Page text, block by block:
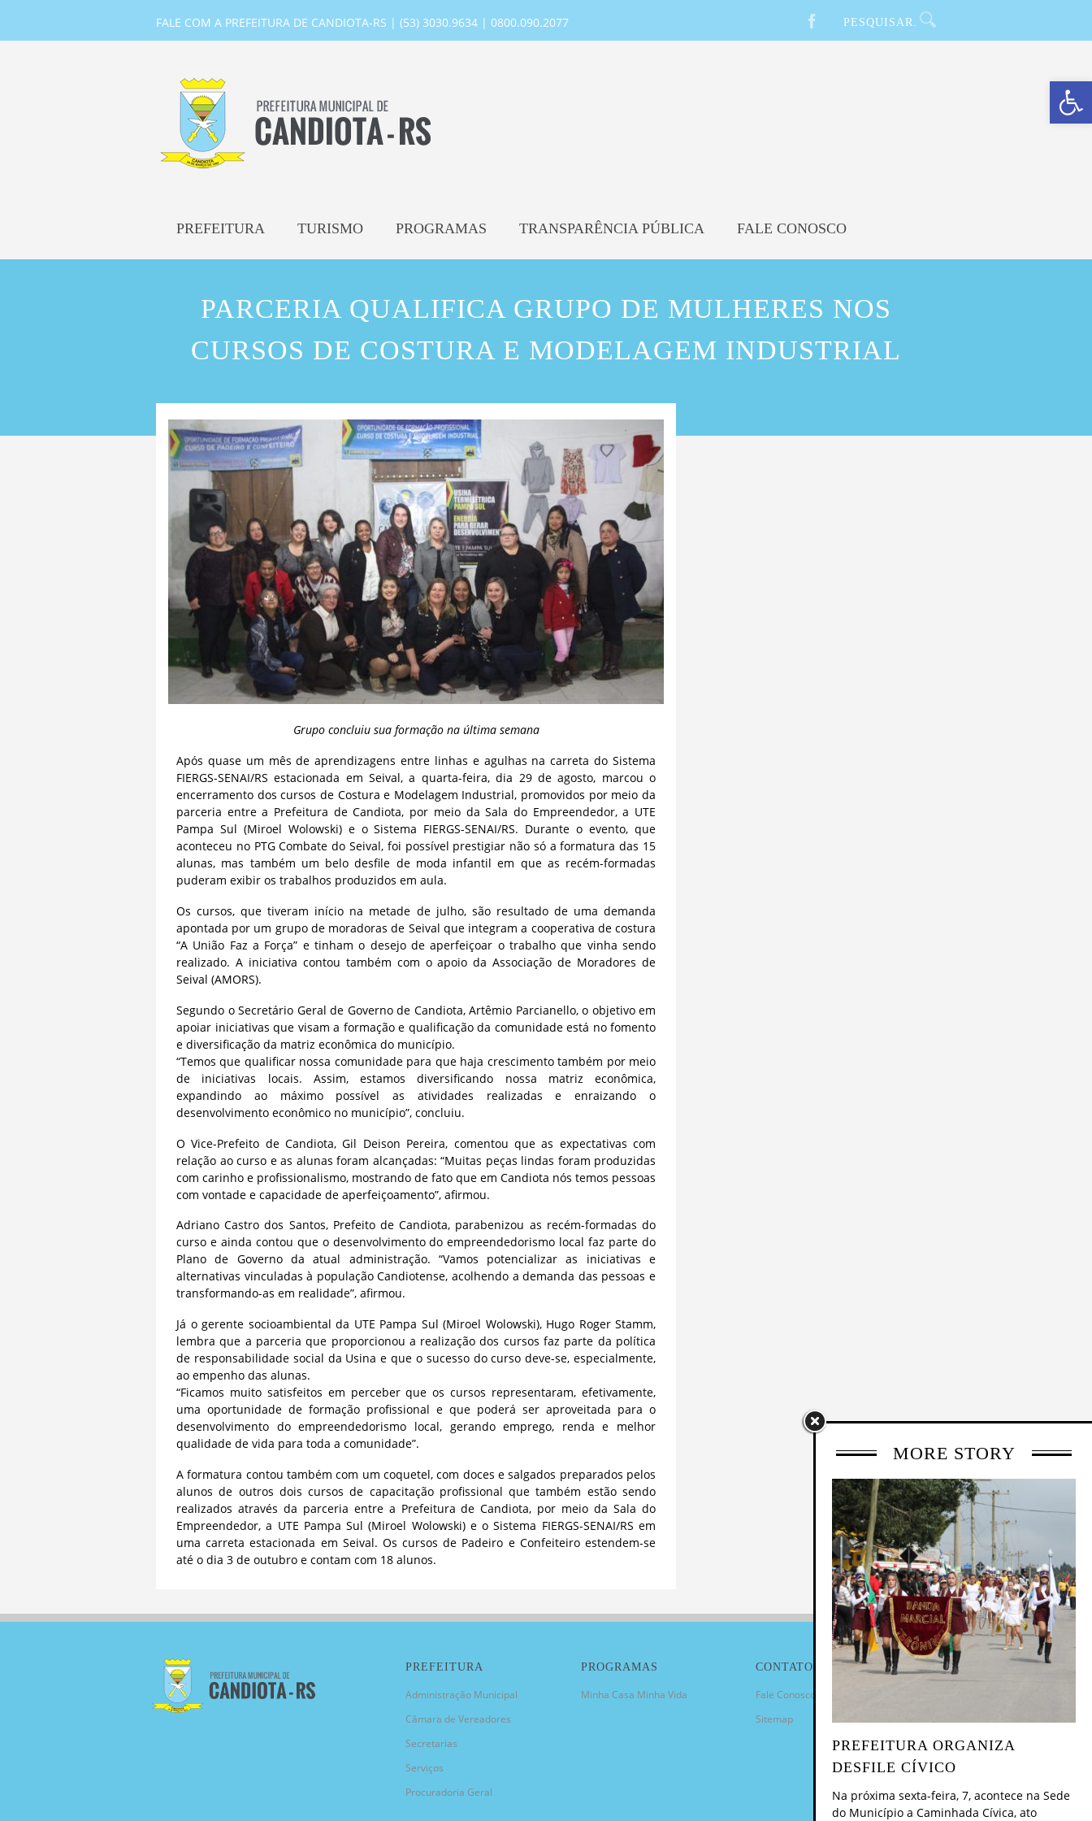
Barra de Ferramentas Aberta
FALE COM A PREFEITURA DE CANDIOTA-RS | (53) 3030.9634 | 0800.090.2077
PREFEITURA TURISMO PROGRAMAS TRANSPARÊNCIA PÚBLICA FALE CONOSCO
PARCERIA QUALIFICA GRUPO DE MULHERES NOS
CURSOS DE COSTURA E MODELAGEM INDUSTRIAL
Grupo concluiu sua formação na última semana
Após quase um mês de aprendizagens entre linhas e agulhas na carreta do Sistema
FIERGS-SENAI/RS estacionada em Seival, a quarta-feira, dia 29 de agosto, marcou o
encerramento dos cursos de Costura e Modelagem Industrial, promovidos por meio da
parceria entre a Prefeitura de Candiota, por meio da Sala do Empreendedor, a UTE
Pampa Sul (Miroel Wolowski) e o Sistema FIERGS-SENAI/RS. Durante o evento, que
aconteceu no PTG Combate do Seival, foi possível prestigiar não só a formatura das 15
alunas, mas também um belo desfile de moda infantil em que as recém-formadas
puderam exibir os trabalhos produzidos em aula.
Os cursos, que tiveram início na metade de julho, são resultado de uma demanda
apontada por um grupo de moradoras de Seival que integram a cooperativa de costura
“A União Faz a Força” e tinham o desejo de aperfeiçoar o trabalho que vinha sendo
realizado. A iniciativa contou também com o apoio da Associação de Moradores de
Seival (AMORS).
Segundo o Secretário Geral de Governo de Candiota, Artêmio Parcianello, o objetivo em
apoiar iniciativas que visam a formação e qualificação da comunidade está no fomento
e diversificação da matriz econômica do município.
“Temos que qualificar nossa comunidade para que haja crescimento também por meio
de iniciativas locais. Assim, estamos diversificando nossa matriz econômica,
expandindo ao máximo possível as atividades realizadas e enraizando o
desenvolvimento econômico no município”, concluiu.
O Vice-Prefeito de Candiota, Gil Deison Pereira, comentou que as expectativas com
relação ao curso e as alunas foram alcançadas: “Muitas peças lindas foram produzidas
com carinho e profissionalismo, mostrando de fato que em Candiota nós temos pessoas
com vontade e capacidade de aperfeiçoamento”, afirmou.
Adriano Castro dos Santos, Prefeito de Candiota, parabenizou as recém-formadas do
curso e ainda contou que o desenvolvimento do empreendedorismo local faz parte do
Plano de Governo da atual administração. “Vamos potencializar as iniciativas e
alternativas vinculadas à população Candiotense, acolhendo a demanda das pessoas e
transformando-as em realidade”, afirmou.
Já o gerente socioambiental da UTE Pampa Sul (Miroel Wolowski), Hugo Roger Stamm,
lembra que a parceria que proporcionou a realização dos cursos faz parte da política
de responsabilidade social da Usina e que o sucesso do curso deve-se, especialmente,
ao empenho das alunas.
“Ficamos muito satisfeitos em perceber que os cursos representaram, efetivamente,
uma oportunidade de formação profissional e que poderá ser aproveitada para o
desenvolvimento do empreendedorismo local, gerando emprego, renda e melhor
qualidade de vida para toda a comunidade”.
A formatura contou também com um coquetel, com doces e salgados preparados pelos
alunos de outros dois cursos de capacitação profissional que também estão sendo
realizados através da parceria entre a Prefeitura de Candiota, por meio da Sala do
Empreendedor, a UTE Pampa Sul (Miroel Wolowski) e o Sistema FIERGS-SENAI/RS em
uma carreta estacionada em Seival. Os cursos de Padeiro e Confeiteiro estendem-se
até o dia 3 de outubro e contam com 18 alunos.
MORE STORY
PREFEITURA ORGANIZA
DESFILE CÍVICO
Na próxima sexta-feira, 7, acontece na Sede
do Município a Caminhada Cívica, ato
PREFEITURA
Administração Municipal
Câmara de Vereadores
Secretarias
Serviços
Procuradoria Geral
PROGRAMAS
Minha Casa Minha Vida
CONTATO
Fale Conosco
Sitemap